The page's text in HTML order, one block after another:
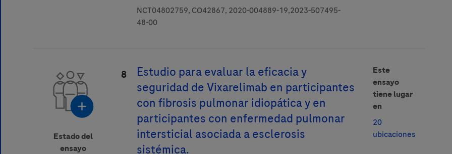
NCT04802759, CO42867, 2020-004889-19,2023-507495-
48-00
Estado del
ensayo
8
Estudio para evaluar la eficacia y
seguridad de Vixarelimab en participantes
con fibrosis pulmonar idiopática y en
participantes con enfermedad pulmonar
intersticial asociada a esclerosis
sistémica.
Este
ensayo
tiene lugar
en
20
ubicaciones